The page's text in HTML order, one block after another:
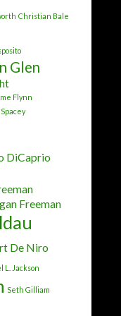
Christian Bale
Glen
Flynn
DiCaprio
Freeman
De Niro
L. Jackson
Seth Gilliam